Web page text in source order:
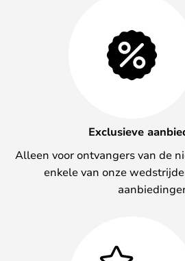
Exclusieve
Alleen voor ontvangers van de
enkele van onze